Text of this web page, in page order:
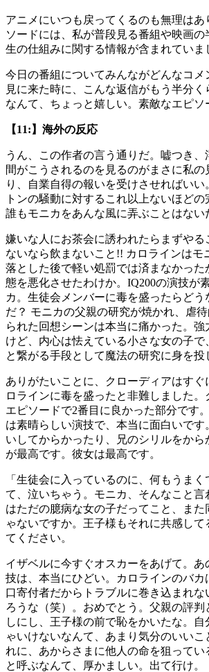
アニメにいつも戻ってくるのも無理は
ソードには、私が普段見る番組や映画の
生の仕組みに関する情報が含まれていま
今日の番組についてみんながどんなコメ
見に来た時に、こんな返信がもう半分く
なんて、ちょっと嬉しい。素敵なエピソ
【11:】海外の反応
うん、この作者の言う通りだ。嘘つき、
間がこうされるのを見るのがまさに私の
り、自業自得の報いを受けさせればい
トンの騒動に対するこれ以上ないほどの
誰もモニカをあんな風に弄ぶことはない
嫌いな人にお茶会に誘われたらまずやる
ないなら飲まないこと!! カロラインはモ
落とした後で軽い処罰では済まなかった
態を悪化させたわけか。IQ200の演技が
カ。生徒会メンバーに毒を盛ったらどう
だ？ モニカの父親の研究が焼かれ、虐
られた回想シーンは本当に痛かった。
けど、内心は怯えている小さな女の子で
と繋がる手段として魔法の研究に身を投
ありがたいことに、クローディアはすぐ
ロラインに毒を盛ったと非難しました
エピソードで2番目に良かった部分です
は素晴らしい演技で、本当に面白いです
いしてからかったり、兄のシリルをから
が最高です。彼女は最高です。
「生徒会に入っているのに、何もうま
て、泣いちゃう。モニカ、そんなこと言
はただの臆病な女の子だってこと、また
ゃないですか。王子様もそれに共感して
てください。
イザベルに今すぐオスカーをあげて。
技は、本当にひどい。カロラインのバカ
口寄付者だからトラブルに巻き込まれ
ろうな（笑）。おめでとう。父親の評
しにし、王子様の前で恥をかいたな。自
ゃいけないなんて、あまり気分のいいこ
れに、あからさまに他人の命を狙ってい
と呼ぶなんて、厚かましい。出て行け。